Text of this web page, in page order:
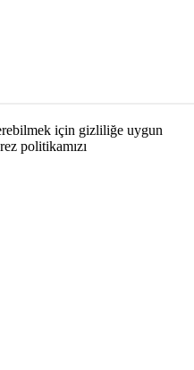
için gizliliğe uygun
politikamızı